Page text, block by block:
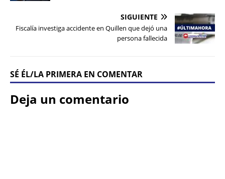
SIGUIENTE
Fiscalía investiga accidente en Quillen que dejó una
persona fallecida
SÉ ÉL/LA PRIMERA EN COMENTAR
Deja un comentario